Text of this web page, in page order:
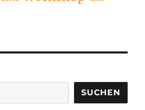
SUCHEN